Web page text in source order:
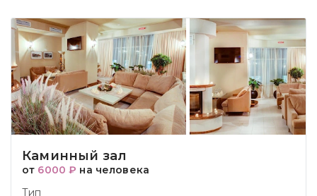
Каминный зал
от 6000 ₽ на человека
Тип